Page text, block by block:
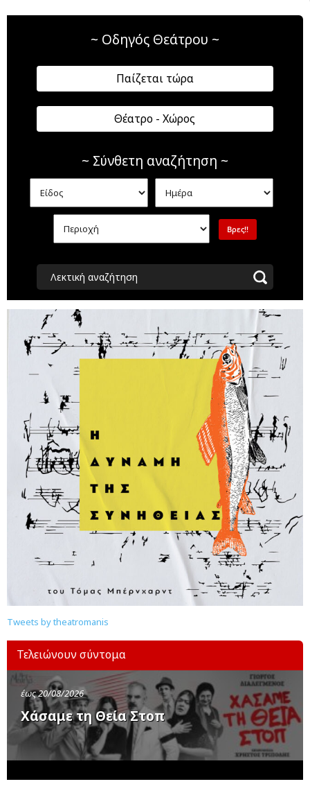
~ Οδηγός Θεάτρου ~
Παίζεται τώρα
Θέατρο - Χώρος
~ Σύνθετη αναζήτηση ~
Λεκτική αναζήτηση
Tweets by theatromanis
Τελειώνουν σύντομα
έως 20/08/2026
Χάσαμε τη Θεία Στοπ